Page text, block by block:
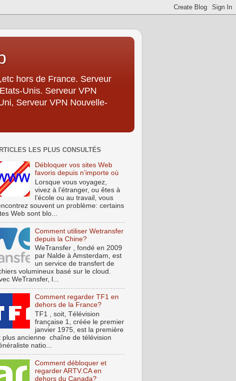
hors de France. Serveur
Unis. Serveur VPN
Serveur VPN Nouvelle-
LES PLUS CONSULTÉS
Débloquer vos sites Web
favoris depuis n’importe où
Lorsque vous voyagez,
vivez à l’étranger, ou êtes à
l’école ou au travail, vous
souvent un problème: certains
Web sont blo...
Comment utiliser Wetransfer
depuis la Chine?
WeTransfer , fondé en 2009
par Nalde à Amsterdam, est
un service de transfert de
volumineux basé sur le cloud.
WeTransfer, l...
Comment regarder TF1 en
dehors de la France?
TF1 , soit, Télévision
française 1, créée le premier
janvier 1975, est la première
plus ancienne chaîne de télévision
natio...
Comment débloquer et
regarder ARTV.CA en
dehors du Canada?